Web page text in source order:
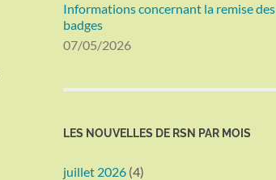
Informations concernant la remise des
badges
07/05/2026
LES NOUVELLES DE RSN PAR MOIS
juillet 2026 (4)